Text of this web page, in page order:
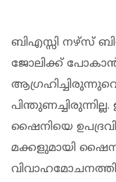
ബിഎസ്സി നഴ്സ്
ജോലിക്ക്
ഷൈനിയെ
മക്കളുമായി ഷൈനി